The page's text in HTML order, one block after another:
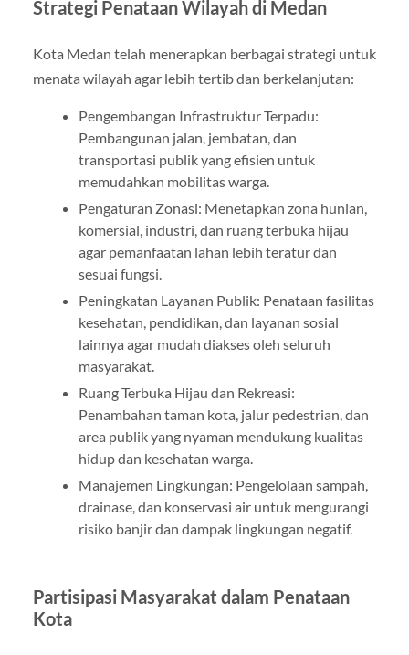
Strategi Penataan Wilayah di Medan
Kota Medan telah menerapkan berbagai strategi untuk
menata wilayah agar lebih tertib dan berkelanjutan:
Pengembangan Infrastruktur Terpadu:
Pembangunan jalan, jembatan, dan
transportasi publik yang efisien untuk
memudahkan mobilitas warga.
Pengaturan Zonasi: Menetapkan zona hunian,
komersial, industri, dan ruang terbuka hijau
agar pemanfaatan lahan lebih teratur dan
sesuai fungsi.
Peningkatan Layanan Publik: Penataan fasilitas
kesehatan, pendidikan, dan layanan sosial
lainnya agar mudah diakses oleh seluruh
masyarakat.
Ruang Terbuka Hijau dan Rekreasi:
Penambahan taman kota, jalur pedestrian, dan
area publik yang nyaman mendukung kualitas
hidup dan kesehatan warga.
Manajemen Lingkungan: Pengelolaan sampah,
drainase, dan konservasi air untuk mengurangi
risiko banjir dan dampak lingkungan negatif.
Partisipasi Masyarakat dalam Penataan
Kota